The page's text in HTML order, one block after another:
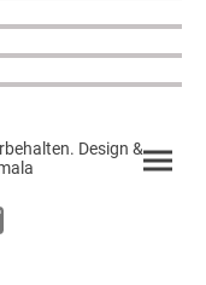
Design &